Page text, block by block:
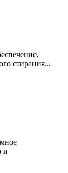
стирания...
и